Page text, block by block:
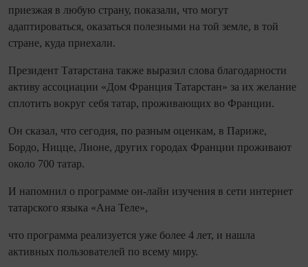
приезжая в любую страну, показали, что могут
адаптироваться, оказаться полезными на той земле, в той
стране, куда приехали.
Президент Татарстана также выразил слова благодарности
активу ассоциации «Дом Франция Татарстан» за их желание
сплотить вокруг себя татар, проживающих во Франции.
Он сказал, что сегодня, по разным оценкам, в Париже,
Бордо, Ницце, Лионе, других городах Франции проживают
около 700 татар.
И напомнил о программе он-лайн изучения в сети интернет
татарского языка «Ана Теле»,
что программа реализуется уже более 4 лет, и нашла
активных пользователей по всему миру.